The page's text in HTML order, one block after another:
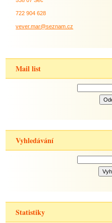
722 904 628
vever.mar@seznam.cz
Mail list
Vyhledávání
Statistiky